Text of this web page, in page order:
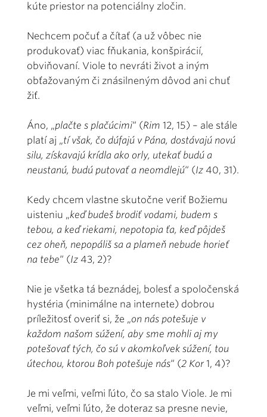
kúte priestor na potenciálny zločin.
Nechcem počuť a čítať (a už vôbec nie
produkovať) viac fňukania, konšpirácií,
obviňovaní. Viole to nevráti život a iným
obťažovaným či znásilneným dôvod ani chuť
žiť.
Áno, „plačte s plačúcimi“ (Rim 12, 15) – ale stále
platí aj „tí však, čo dúfajú v Pána, dostávajú novú
silu, získavajú krídla ako orly, utekať budú a
neustanú, budú putovať a neomdlejú“ (Iz 40, 31).
Kedy chcem vlastne skutočne veriť Božiemu
uisteniu „keď budeš brodiť vodami, budem s
tebou, a keď riekami, nepotopia ťa, keď pôjdeš
cez oheň, nepopáliš sa a plameň nebude horieť
na tebe“ (Iz 43, 2)?
Nie je všetka tá beznádej, bolesť a spoločenská
hystéria (minimálne na internete) dobrou
príležitosť overiť si, že „on nás potešuje v
každom našom súžení, aby sme mohli aj my
potešovať tých, čo sú v akomkoľvek súžení, tou
útechou, ktorou Boh potešuje nás“ (2 Kor 1, 4)?
Je mi veľmi, veľmi ľúto, čo sa stalo Viole. Je mi
veľmi, veľmi ľúto, že doteraz sa presne nevie,